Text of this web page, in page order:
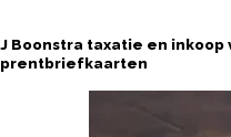
J Boonstra taxatie en
prentbriefkaarten